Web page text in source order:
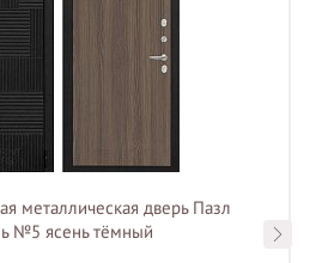
металлическая дверь Пазл
№5 ясень тёмный